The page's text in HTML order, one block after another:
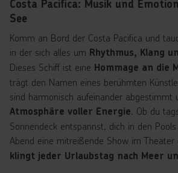
Sportlich Aktive nutzen das
die Joggingstrecken an Deck.
Squok-Kinderbereiche, darunter der
Außenbereich und die Squok Baby
Betreuungkombinieren. Für
Wohlbefindensorgen das Beauty Spa
Solemio Beauty Salon sowie das
entspannte Stunden.
Außenbereichewie der Diana Balkon
Costa Pacifica: Musik und
See
Komm an Bord der Costa Pacifica und
in der sich alles um Rhythmus, Klang
Dieses Schiff ist eine Hommage an die
trägt den Namen eines berühmten
sind harmonisch aufeinander abgestimmt
Atmosphäre voller Energie. Ob du
Sonnendeck entspannst, dich in den
Abend eine mitreißende Show im Theater
klingt jeder Urlaubstag nach Meer